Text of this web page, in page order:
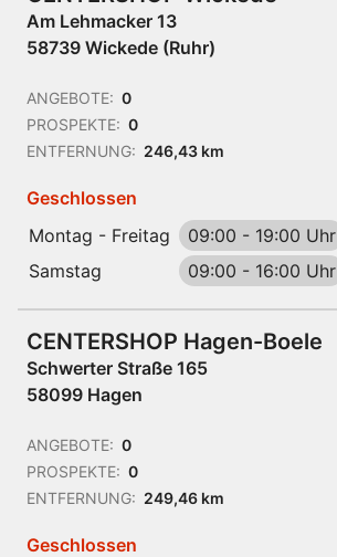
Am Lehmacker 13
58739 Wickede (Ruhr)
ANGEBOTE: 0
PROSPEKTE: 0
ENTFERNUNG: 246,43 km
Geschlossen
Montag - Freitag
09:00 - 19:00 Uhr
Samstag
09:00 - 16:00 Uhr
CENTERSHOP Hagen-Boele
Schwerter Straße 165
58099 Hagen
ANGEBOTE: 0
PROSPEKTE: 0
ENTFERNUNG: 249,46 km
Geschlossen